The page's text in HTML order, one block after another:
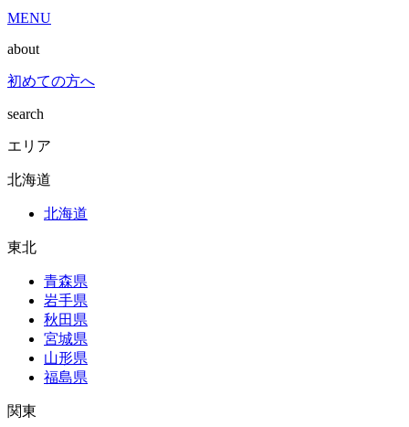
MENU
about
初めての方へ
search
エリア
北海道
北海道
東北
青森県
岩手県
秋田県
宮城県
山形県
福島県
関東